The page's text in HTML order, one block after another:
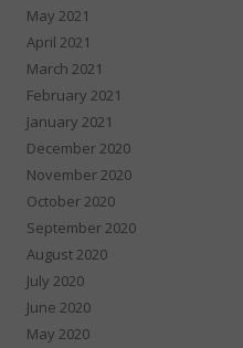
May 2021
April 2021
March 2021
February 2021
January 2021
December 2020
November 2020
October 2020
September 2020
August 2020
July 2020
June 2020
May 2020